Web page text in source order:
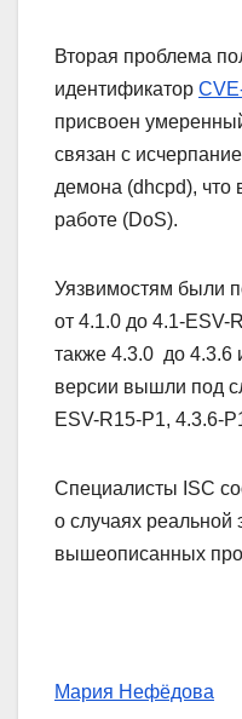
Вторая проблема
идентификатор
присвоен
связан с
демона (dhcpd), что
работе (DoS).
Уязвимостям были
от 4.1.0 до 4.1-ESV-
также 4.3.0 до
версии вышли под
ESV-R15-P1, 4.3.6-
Специалисты ISC
о случаях реальной
вышеописанных
Мария Нефёдова